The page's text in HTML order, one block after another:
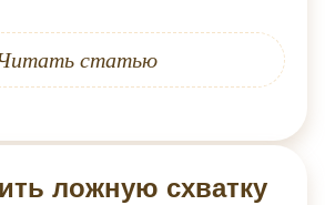
статью
ложную схватку